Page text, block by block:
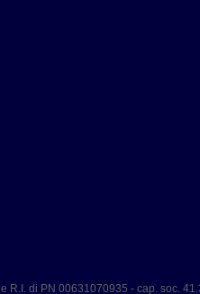
di PN 00631070935 - cap. soc.